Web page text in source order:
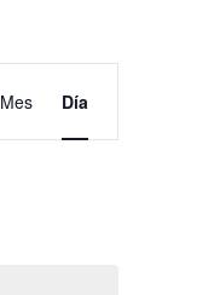
de
Mes Día